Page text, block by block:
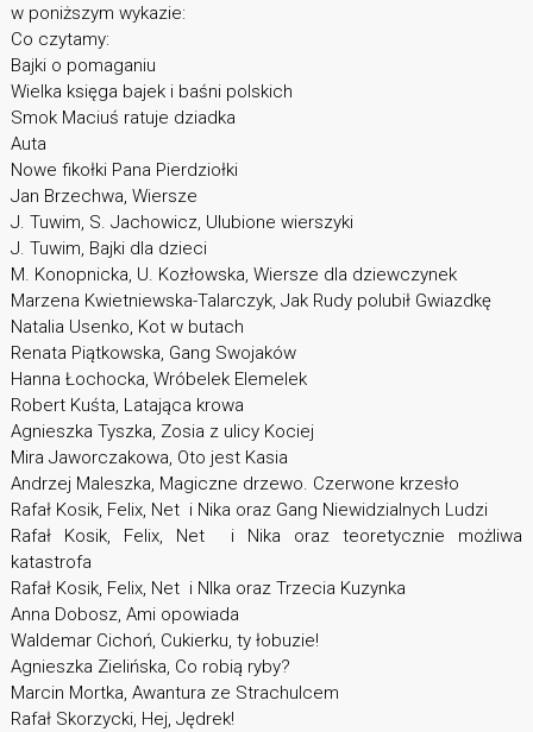
w poniższym wykazie:
Co czytamy:
Bajki o pomaganiu
Wielka księga bajek i baśni polskich
Smok Maciuś ratuje dziadka
Auta
Nowe fikołki Pana Pierdziołki
Jan Brzechwa, Wiersze
J. Tuwim, S. Jachowicz, Ulubione wierszyki
J. Tuwim, Bajki dla dzieci
M. Konopnicka, U. Kozłowska, Wiersze dla dziewczynek
Marzena Kwietniewska-Talarczyk, Jak Rudy polubił Gwiazdkę
Natalia Usenko, Kot w butach
Renata Piątkowska, Gang Swojaków
Hanna Łochocka, Wróbelek Elemelek
Robert Kuśta, Latająca krowa
Agnieszka Tyszka, Zosia z ulicy Kociej
Mira Jaworczakowa, Oto jest Kasia
Andrzej Maleszka, Magiczne drzewo. Czerwone krzesło
Rafał Kosik, Felix, Net i Nika oraz Gang Niewidzialnych Ludzi
Rafał Kosik, Felix, Net i Nika oraz teoretycznie możliwa
katastrofa
Rafał Kosik, Felix, Net i NIka oraz Trzecia Kuzynka
Anna Dobosz, Ami opowiada
Waldemar Cichoń, Cukierku, ty łobuzie!
Agnieszka Zielińska, Co robią ryby?
Marcin Mortka, Awantura ze Strachulcem
Rafał Skorzycki, Hej, Jędrek!